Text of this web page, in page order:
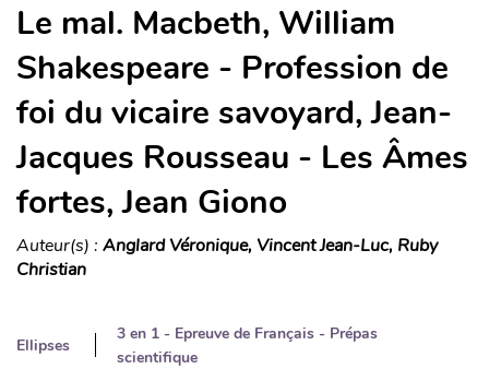
Le mal. Macbeth, William
Shakespeare - Profession de
foi du vicaire savoyard, Jean-
Jacques Rousseau - Les Âmes
fortes, Jean Giono
Auteur(s) : Anglard Véronique, Vincent Jean-Luc, Ruby
Christian
Ellipses
3 en 1 - Epreuve de Français - Prépas
scientifique